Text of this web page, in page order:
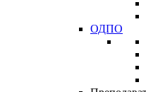
ОДПО